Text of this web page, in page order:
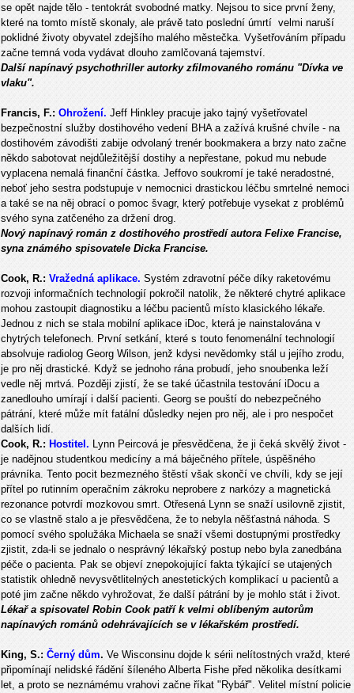
se opět najde tělo - tentokrát svobodné matky. Nejsou to sice první ženy,
které na tomto místě skonaly, ale právě tato poslední úmrtí velmi naruší
poklidné životy obyvatel zdejšího malého městečka. Vyšetřováním případu
začne temná voda vydávat dlouho zamlčovaná tajemství.
Další napínavý psychothriller autorky zfilmovaného románu "Dívka ve
vlaku".
Francis, F.: Ohrožení. Jeff Hinkley pracuje jako tajný vyšetřovatel
bezpečnostní služby dostihového vedení BHA a zažívá krušné chvíle - na
dostihovém závodišti zabije odvolaný trenér bookmakera a brzy nato začne
někdo sabotovat nejdůležitější dostihy a nepřestane, pokud mu nebude
vyplacena nemalá finanční částka. Jeffovo soukromí je také neradostné,
neboť jeho sestra podstupuje v nemocnici drastickou léčbu smrtelné nemoci
a také se na něj obrací o pomoc švagr, který potřebuje vysekat z problémů
svého syna zatčeného za držení drog.
Nový napínavý román z dostihového prostředí autora Felixe Francise,
syna známého spisovatele Dicka Francise.
Cook, R.: Vražedná aplikace. Systém zdravotní péče díky raketovému
rozvoji informačních technologií pokročil natolik, že některé chytré aplikace
mohou zastoupit diagnostiku a léčbu pacientů místo klasického lékaře.
Jednou z nich se stala mobilní aplikace iDoc, která je nainstalována v
chytrých telefonech. První setkání, které s touto fenomenální technologií
absolvuje radiolog Georg Wilson, jenž kdysi nevědomky stál u jejího zrodu,
je pro něj drastické. Když se jednoho rána probudí, jeho snoubenka leží
vedle něj mrtvá. Později zjistí, že se také účastnila testování iDocu a
zanedlouho umírají i další pacienti. Georg se pouští do nebezpečného
pátrání, které může mít fatální důsledky nejen pro něj, ale i pro nespočet
dalších lidí.
Cook, R.: Hostitel. Lynn Peircová je přesvědčena, že ji čeká skvělý život -
je nadějnou studentkou medicíny a má báječného přítele, úspěšného
právníka. Tento pocit bezmezného štěstí však skončí ve chvíli, kdy se její
přítel po rutinním operačním zákroku neprobere z narkózy a magnetická
rezonance potvrdí mozkovou smrt. Otřesená Lynn se snaží usilovně zjistit,
co se vlastně stalo a je přesvědčena, že to nebyla něšťastná náhoda. S
pomocí svého spolužáka Michaela se snaží všemi dostupnými prostředky
zjistit, zda-li se jednalo o nesprávný lékařský postup nebo byla zanedbána
péče o pacienta. Pak se objeví znepokojující fakta týkající se utajených
statistik ohledně nevysvětlitelných anestetických komplikací u pacientů a
poté jim začne někdo vyhrožovat, že další pátrání by je mohlo stát i život.
Lékař a spisovatel Robin Cook patří k velmi oblíbeným autorům
napínavých románů odehrávajících se v lékařském prostředí.
King, S.: Černý dům. Ve Wisconsinu dojde k sérii nelítostných vražd, které
připomínají nelidské řádění šíleného Alberta Fishe před několika desítkami
let, a proto se neznámému vrahovi začne říkat "Rybář". Velitel místní policie